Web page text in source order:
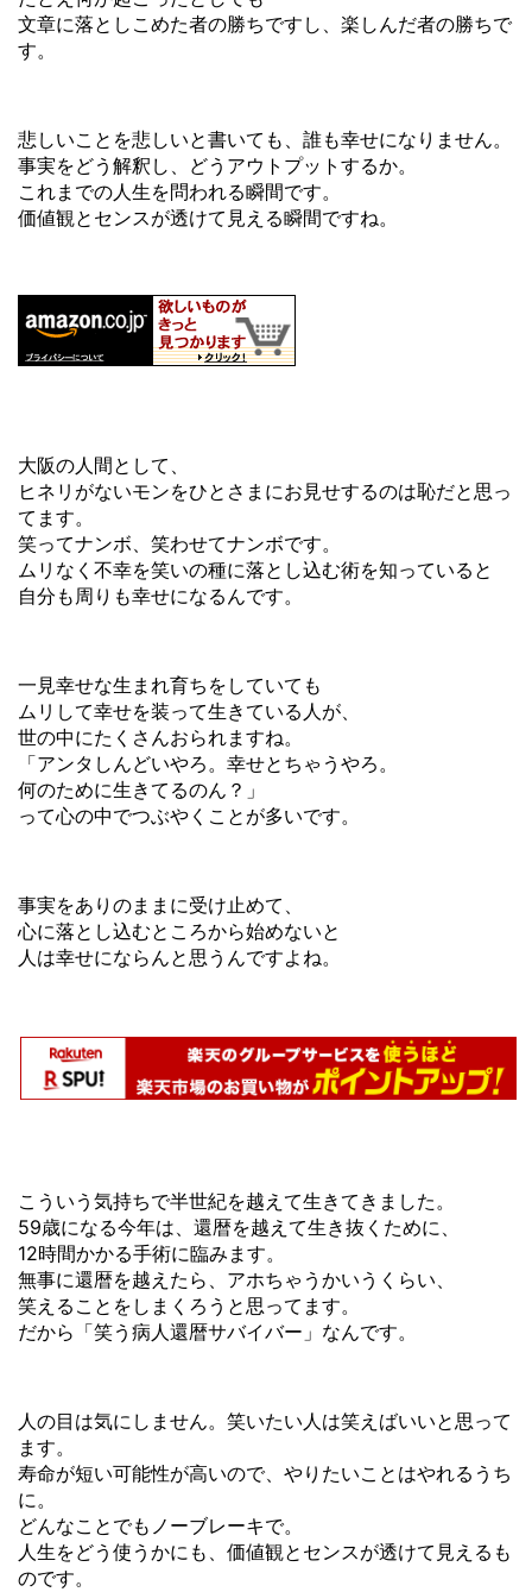
文章に落としこめた者の勝ちですし、楽しんだ者の勝ちで
す。
悲しいことを悲しいと書いても、誰も幸せになりません。
事実をどう解釈し、どうアウトプットするか。
これまでの人生を問われる瞬間です。
価値観とセンスが透けて見える瞬間ですね。
大阪の人間として、
ヒネリがないモンをひとさまにお見せするのは恥だと思っ
てます。
笑ってナンボ、笑わせてナンボです。
ムリなく不幸を笑いの種に落とし込む術を知っていると
自分も周りも幸せになるんです。
一見幸せな生まれ育ちをしていても
ムリして幸せを装って生きている人が、
世の中にたくさんおられますね。
「アンタしんどいやろ。幸せとちゃうやろ。
何のために生きてるのん？」
って心の中でつぶやくことが多いです。
事実をありのままに受け止めて、
心に落とし込むところから始めないと
人は幸せにならんと思うんですよね。
こういう気持ちで半世紀を越えて生きてきました。
59歳になる今年は、還暦を越えて生き抜くために、
12時間かかる手術に臨みます。
無事に還暦を越えたら、アホちゃうかいうくらい、
笑えることをしまくろうと思ってます。
だから「笑う病人還暦サバイバー」なんです。
人の目は気にしません。笑いたい人は笑えばいいと思って
ます。
寿命が短い可能性が高いので、やりたいことはやれるうち
に。
どんなことでもノーブレーキで。
人生をどう使うかにも、価値観とセンスが透けて見えるも
のです。